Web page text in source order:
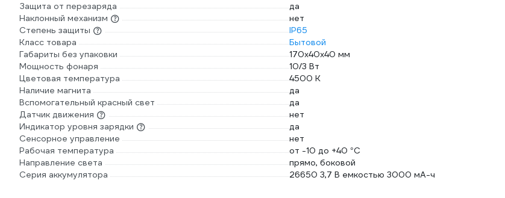
Защита от перезаряда
да
Наклонный механизм
нет
Степень защиты
IP65
Класс товара
Бытовой
Габариты без упаковки
170х40х40 мм
Мощность фонаря
10/3 Вт
Цветовая температура
4500 К
Наличие магнита
да
Вспомогательный красный свет
да
Датчик движения
нет
Индикатор уровня зарядки
да
Сенсорное управление
нет
Рабочая температура
от -10 до +40 °С
Направление света
прямо, боковой
Серия аккумулятора
26650 3,7 В емкостью 3000 мА-ч